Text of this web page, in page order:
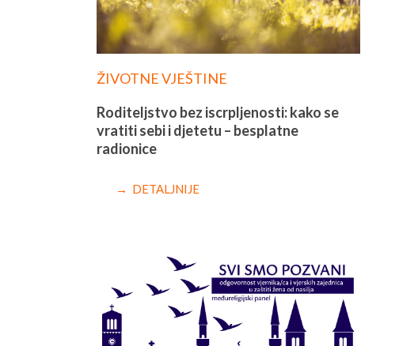
ŽIVOTNE VJEŠTINE
Roditeljstvo bez iscrpljenosti: kako se
vratiti sebi i djetetu – besplatne
radionice
→ DETALJNIJE